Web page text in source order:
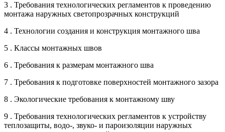
3 . Требования технологических регламентов к проведению
монтажа наружных светопрозрачных конструкций
4 . Технологии создания и конструкция монтажного шва
5 . Классы монтажных швов
6 . Требования к размерам монтажного шва
7 . Требования к подготовке поверхностей монтажного зазора
8 . Экологические требования к монтажному шву
9 . Требования технологических регламентов к устройству
теплозащиты, водо-, звуко- и пароизоляции наружных